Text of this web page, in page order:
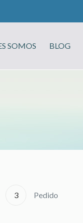
SOMOS BLOG
3 Pedido